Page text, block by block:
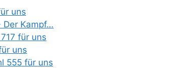
uns
Der Kampf…
für uns
uns
555 für uns